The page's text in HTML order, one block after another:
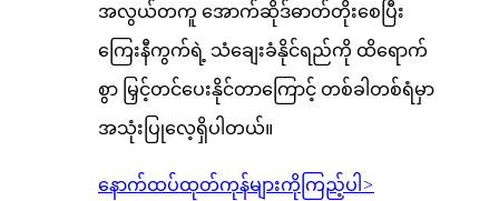
အလွယ်တကူ အောက်ဆိုဒ်ဓာတ်တိုးစေပြီး
ကြေးနီကွက်ရဲ့ သံချေးခံနိုင်ရည်ကို ထိရောက်
စွာ မြှင့်တင်ပေးနိုင်တာကြောင့် တစ်ခါတစ်ရံမှာ
အသုံးပြုလေ့ရှိပါတယ်။
နောက်ထပ်ထုတ်ကုန်များကိုကြည့်ပါ >